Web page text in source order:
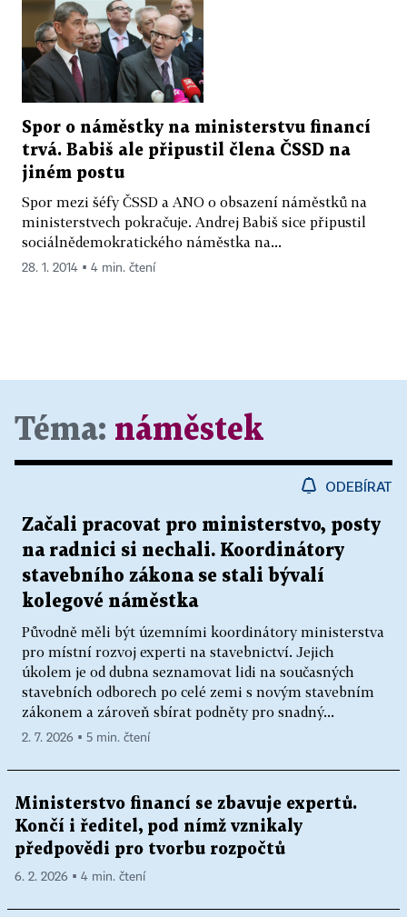
Spor o náměstky na ministerstvu financí
trvá. Babiš ale připustil člena ČSSD na
jiném postu
Spor mezi šéfy ČSSD a ANO o obsazení náměstků na
ministerstvech pokračuje. Andrej Babiš sice připustil
sociálnědemokratického náměstka na...
28. 1. 2014 ▪ 4 min. čtení
Téma: náměstek
ODEBÍRAT
Začali pracovat pro ministerstvo, posty
na radnici si nechali. Koordinátory
stavebního zákona se stali bývalí
kolegové náměstka
Původně měli být územními koordinátory ministerstva
pro místní rozvoj experti na stavebnictví. Jejich
úkolem je od dubna seznamovat lidi na současných
stavebních odborech po celé zemi s novým stavebním
zákonem a zároveň sbírat podněty pro snadný...
2. 7. 2026 ▪ 5 min. čtení
Ministerstvo financí se zbavuje expertů.
Končí i ředitel, pod nímž vznikaly
předpovědi pro tvorbu rozpočtů
6. 2. 2026 ▪ 4 min. čtení